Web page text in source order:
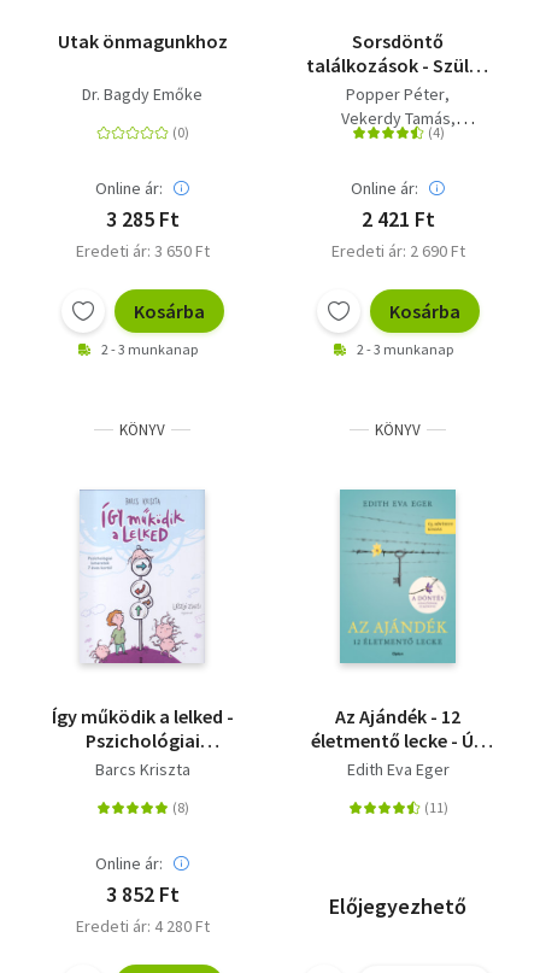
Utak önmagunkhoz
Dr. Bagdy Emőke
Online ár:
3 285 Ft
Eredeti ár: 3 650 Ft
Kosárba
2 - 3 munkanap
Sorsdöntő
találkozások - Szülők
és gyermekek
Popper Péter
Vekerdy Tamás
Dr. Ranschburg Jenő
Orvos-Tóth Noémi
Online ár:
2 421 Ft
Eredeti ár: 2 690 Ft
Kosárba
2 - 3 munkanap
KÖNYV
Így működik a lelked -
Pszichológiai
ismeretek 7 éves
Barcs Kriszta
Online ár:
3 852 Ft
Eredeti ár: 4 280 Ft
KÖNYV
Az Ajándék - 12
életmentő lecke - Új,
bővített kiadás
Edith Eva Eger
Előjegyezhető